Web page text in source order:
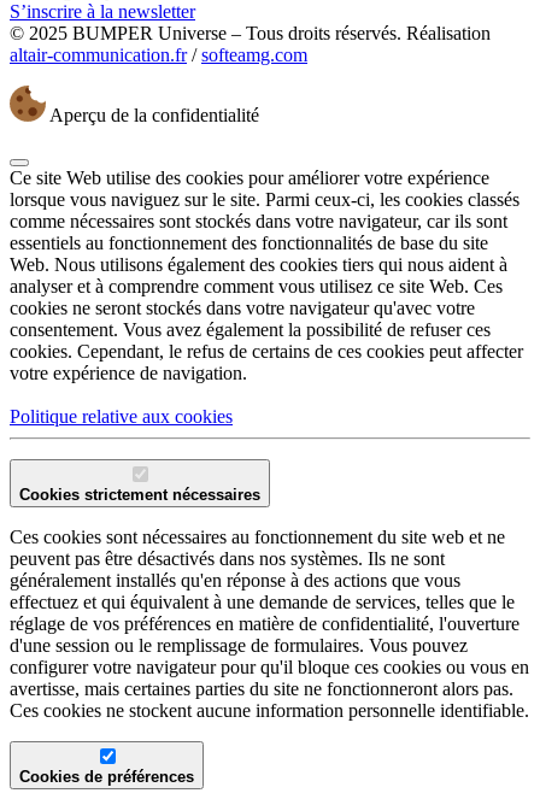
S’inscrire à la newsletter
© 2025 BUMPER Universe – Tous droits réservés. Réalisation
altair-communication.fr/softeamg.com
Aperçu de la confidentialité
Ce site Web utilise des cookies pour améliorer votre expérience
lorsque vous naviguez sur le site. Parmi ceux-ci, les cookies classés
comme nécessaires sont stockés dans votre navigateur, car ils sont
essentiels au fonctionnement des fonctionnalités de base du site
Web. Nous utilisons également des cookies tiers qui nous aident à
analyser et à comprendre comment vous utilisez ce site Web. Ces
cookies ne seront stockés dans votre navigateur qu'avec votre
consentement. Vous avez également la possibilité de refuser ces
cookies. Cependant, le refus de certains de ces cookies peut affecter
votre expérience de navigation.
Politique relative aux cookies
Cookies strictement nécessaires
Ces cookies sont nécessaires au fonctionnement du site web et ne
peuvent pas être désactivés dans nos systèmes. Ils ne sont
généralement installés qu'en réponse à des actions que vous
effectuez et qui équivalent à une demande de services, telles que le
réglage de vos préférences en matière de confidentialité, l'ouverture
d'une session ou le remplissage de formulaires. Vous pouvez
configurer votre navigateur pour qu'il bloque ces cookies ou vous en
avertisse, mais certaines parties du site ne fonctionneront alors pas.
Ces cookies ne stockent aucune information personnelle identifiable.
Cookies de préférences